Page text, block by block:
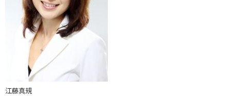
江藤真規